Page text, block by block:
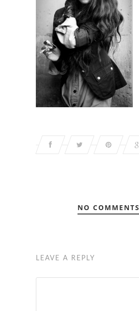
NO COMMENTS
LEAVE A REPLY